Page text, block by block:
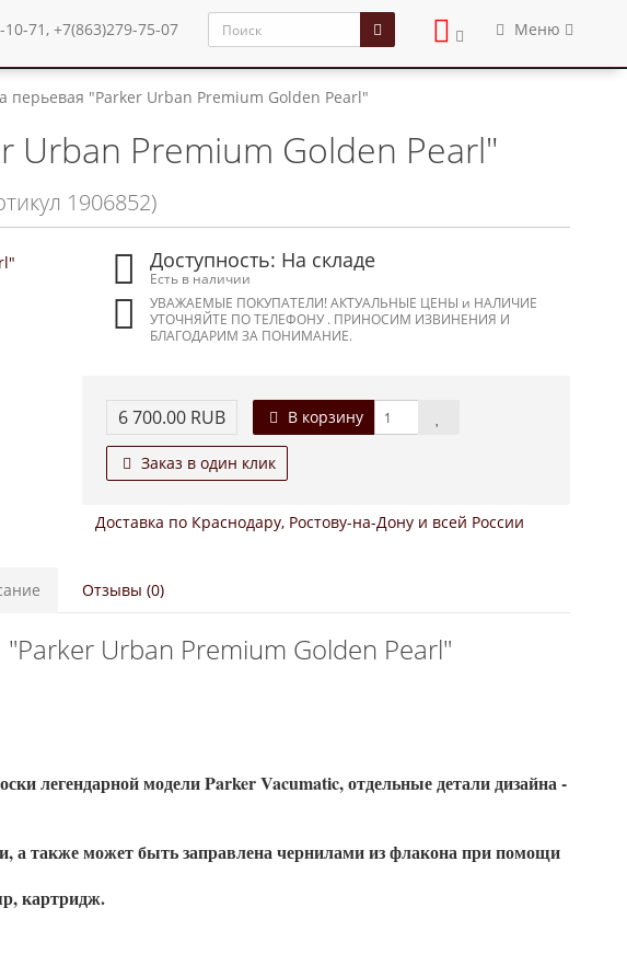
10-71, +7(863)279-75-07 Меню
перьевая "Parker Urban Premium Golden Pearl"
Urban Premium Golden Pearl"
1906852)
Доступность: На складе
Есть в наличии
УВАЖАЕМЫЕ ПОКУПАТЕЛИ! АКТУАЛЬНЫЕ ЦЕНЫ и НАЛИЧИЕ
УТОЧНЯЙТЕ ПО ТЕЛЕФОНУ . ПРИНОСИМ ИЗВИНЕНИЯ И
БЛАГОДАРИМ ЗА ПОНИМАНИЕ.
6 700.00 RUB В корзину
Заказ в один клик
Доставка по Краснодару, Ростову-на-Дону и всей России
Отзывы (0)
Urban Premium Golden Pearl"
легендарной модели Parker Vacumatic, отдельные детали дизайна -
а также может быть заправлена чернилами из флакона при помощи
картридж.